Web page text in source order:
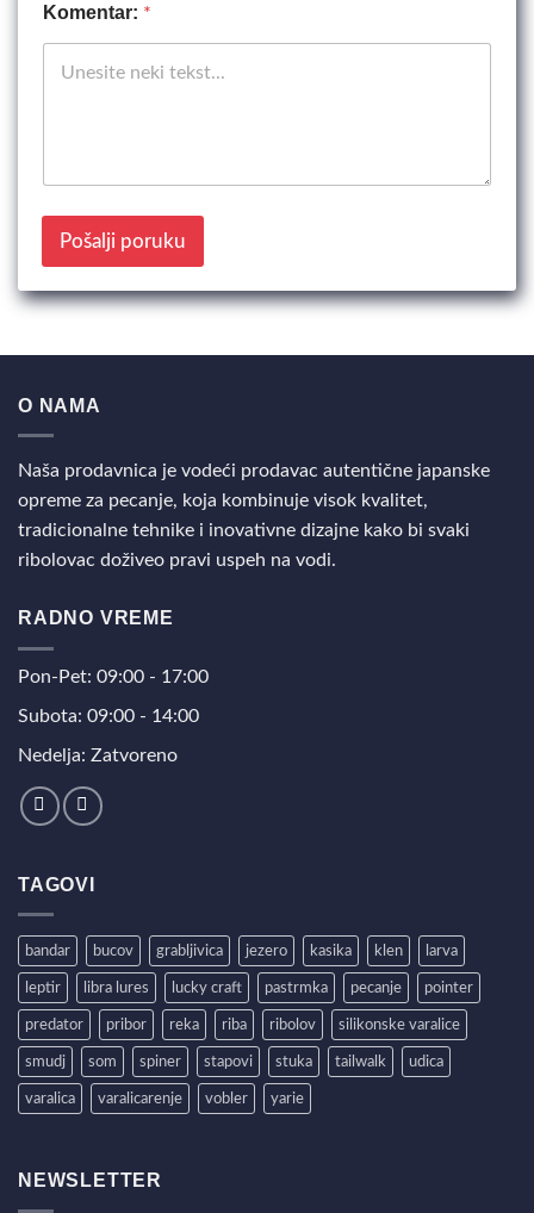
:
K
a
:
Komentar: *
Pošalji poruku
O NAMA
Naša prodavnica je vodeći prodavac autentične japanske
opreme za pecanje, koja kombinuje visok kvalitet,
tradicionalne tehnike i inovativne dizajne kako bi svaki
ribolovac doživeo pravi uspeh na vodi.
RADNO VREME
Pon-Pet: 09:00 - 17:00
Subota: 09:00 - 14:00
Nedelja: Zatvoreno
TAGOVI
bandar bucov grabljivica jezero kasika klen larva
leptir libra lures lucky craft pastrmka pecanje pointer
predator pribor reka riba ribolov silikonske varalice
smudj som spiner stapovi stuka tailwalk udica
varalica varalicarenje vobler yarie
NEWSLETTER